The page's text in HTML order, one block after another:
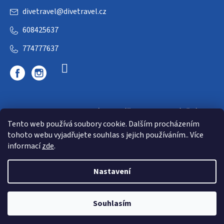
Tento web používá soubory cookie. Dalším procházením
tohoto webu vyjadřujete souhlas s jejich používáním.. Více
informacízde.
Nastavení
Souhlasím
divetravel@divetravel.cz
608425637
774777637
DIVETRAVEL - cestovní kancelář - cesty za potápěním
Shoptet |mime digital
Copyright 2026E-dive. Všechna práva vyhrazena.